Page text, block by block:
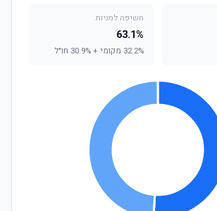
חשיפה למניות
63.1%
32.2% מקומי + 30.9% חו"ל